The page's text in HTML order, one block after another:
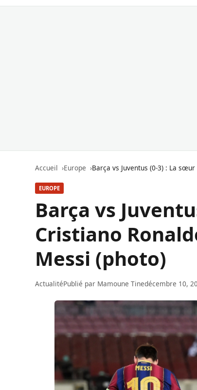
Accueil Europe Barça vs Juventus (0-3) : La
EUROPE
Barça vs
Cristiano
Messi (photo)
ActualitéPublié par Mamoune Tinedécembre 10,